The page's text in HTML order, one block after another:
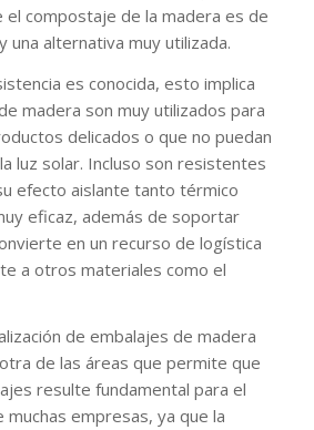
el compostaje de la madera es de
una alternativa muy utilizada.
es conocida, esto implica
madera son muy utilizados para
delicados o que no puedan
luz solar. Incluso son resistentes
efecto aislante tanto térmico
eficaz, además de soportar
en un recurso de logística
a otros materiales como el
de embalajes de madera
de las áreas que permite que
resulte fundamental para el
empresas, ya que la